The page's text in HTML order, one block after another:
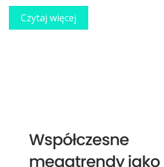
Czytaj więcej